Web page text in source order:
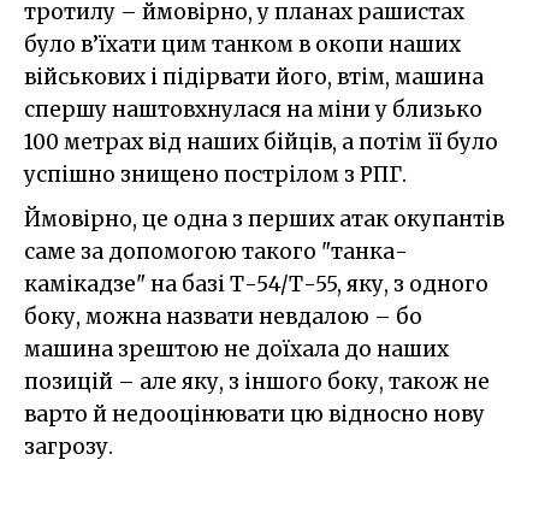
тротилу – ймовірно, у планах рашистах
було в’їхати цим танком в окопи наших
військових і підірвати його, втім, машина
спершу наштовхнулася на міни у близько
100 метрах від наших бійців, а потім її було
успішно знищено пострілом з РПГ.
Ймовірно, це одна з перших атак окупантів
саме за допомогою такого "танка-
камікадзе" на базі Т-54/Т-55, яку, з одного
боку, можна назвати невдалою – бо
машина зрештою не доїхала до наших
позицій – але яку, з іншого боку, також не
варто й недооцінювати цю відносно нову
загрозу.